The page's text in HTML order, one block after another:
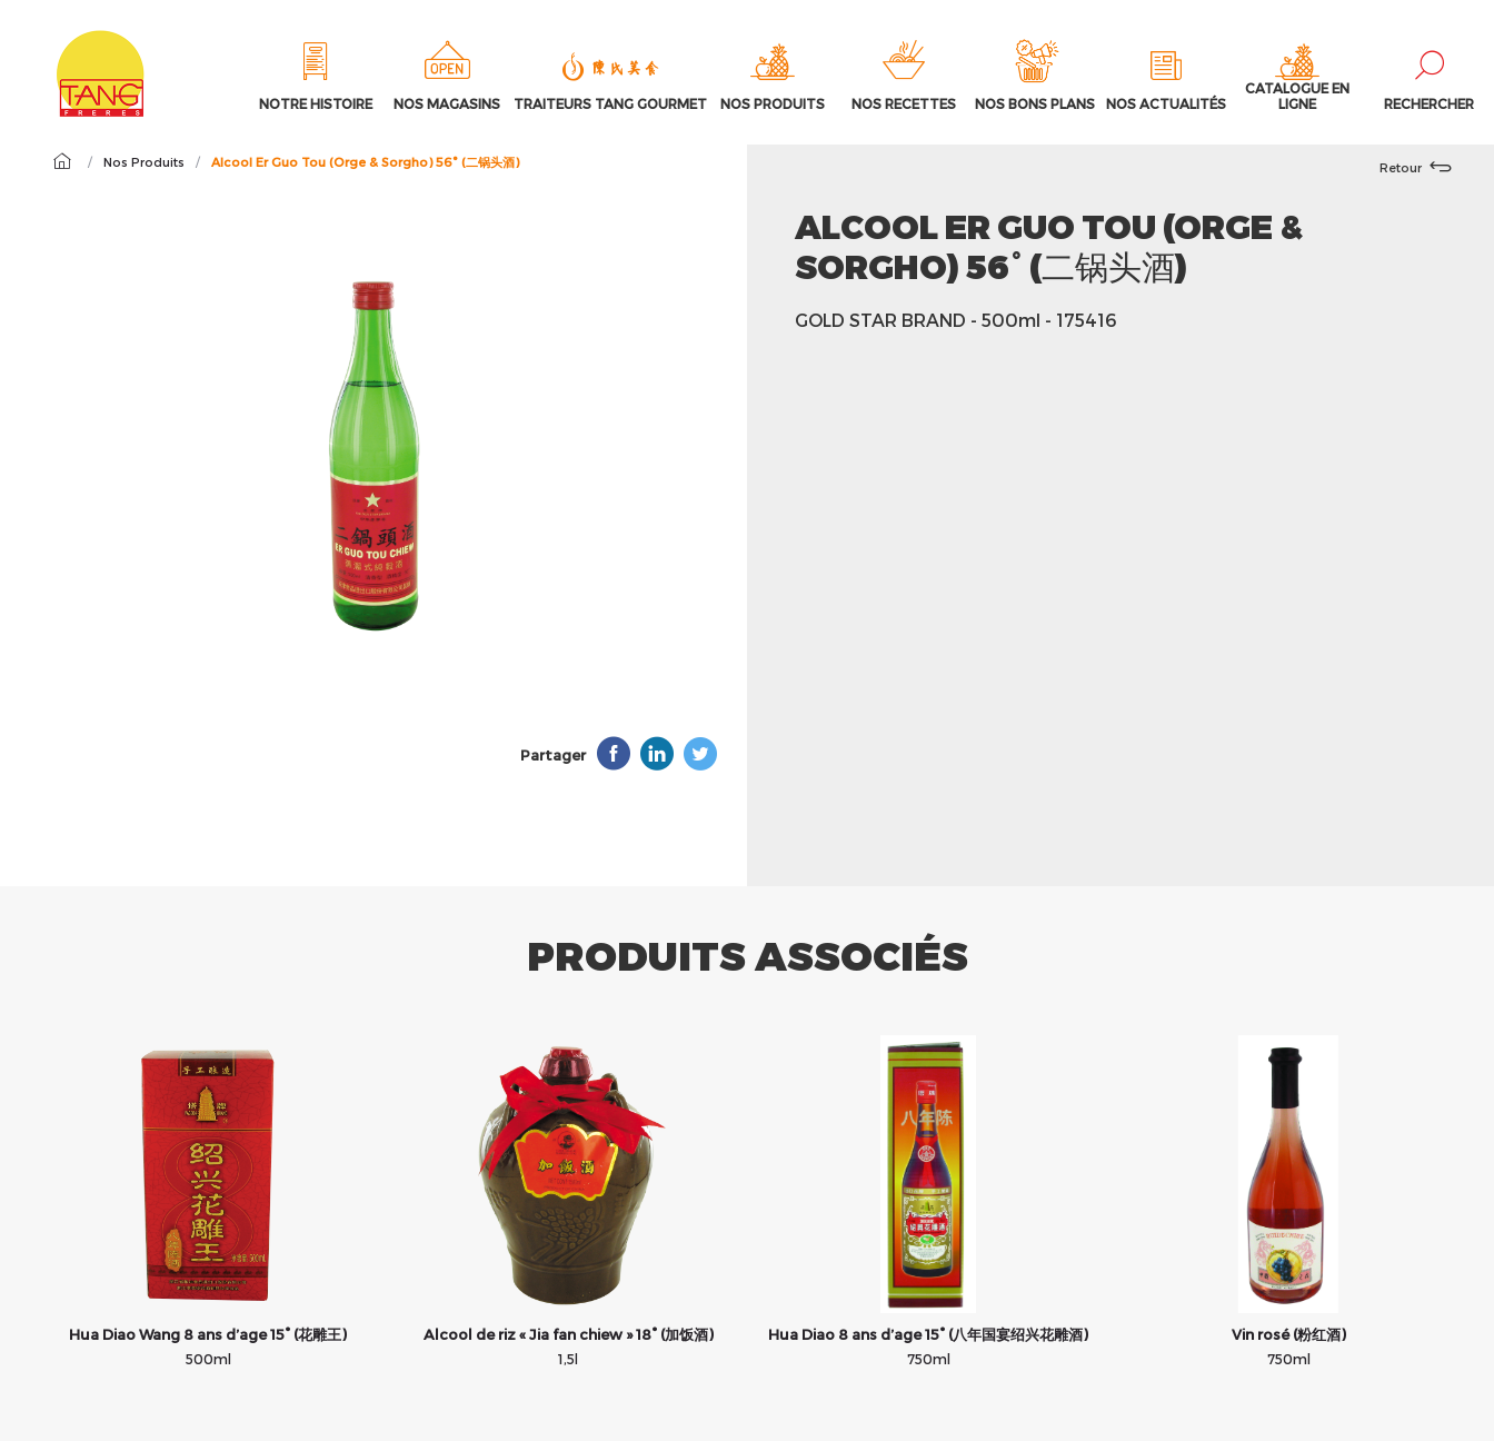
NOTRE HISTOIRE NOS MAGASINS TRAITEURS TANG GOURMET NOS PRODUITS NOS RECETTES NOS BONS PLANS NOS ACTUALITÉS
CATALOGUE EN
LIGNE
RECHERCHER
/ Nos Produits / Alcool Er Guo Tou (Orge & Sorgho) 56° (二锅头酒)
Partager
Retour
ALCOOL ER GUO TOU (ORGE &
SORGHO) 56° (二锅头酒)
GOLD STAR BRAND - 500ml - 175416
PRODUITS ASSOCIÉS
Hua Diao Wang 8 ans d’age 15° (花雕王)
500ml
Alcool de riz « Jia fan chiew » 18° (加饭酒)
1,5l
Hua Diao 8 ans d’age 15° (八年国宴绍兴花雕酒)
750ml
Vin rosé (粉红酒)
750ml